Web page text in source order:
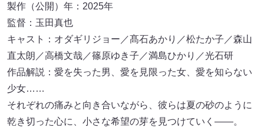
製作（公開）年：2025年
監督：玉田真也
キャスト：オダギリジョー／髙石あかり／松たか子／森山
直太朗／高橋文哉／篠原ゆき子／満島ひかり／光石研
作品解説：愛を失った男、愛を見限った女、愛を知らない
少女……
それぞれの痛みと向き合いながら、彼らは夏の砂のように
乾き切った心に、小さな希望の芽を見つけていく――。